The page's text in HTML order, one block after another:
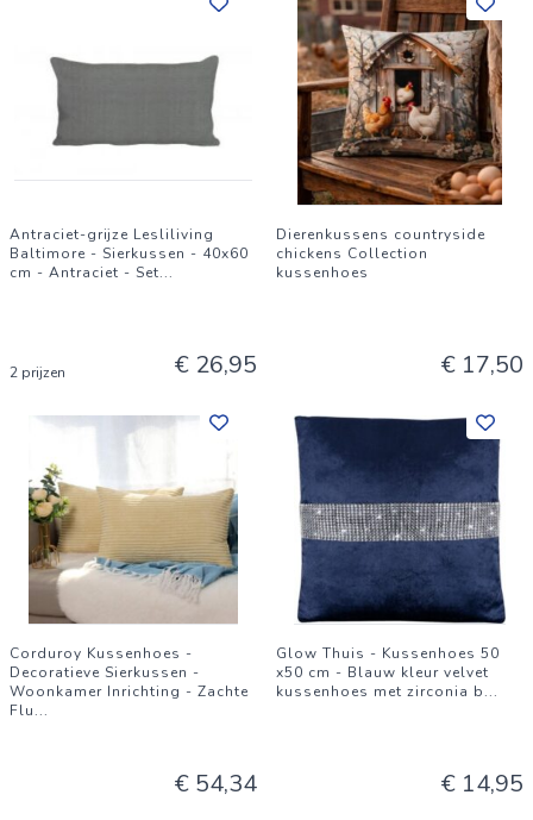
Antraciet-grijze Lesliliving
Baltimore - Sierkussen - 40x60
cm - Antraciet - Set...
2 prijzen € 26,95
Dierenkussens countryside
chickens Collection
kussenhoes
€ 17,50
Corduroy Kussenhoes -
Decoratieve Sierkussen -
Woonkamer Inrichting - Zachte
Flu...
€ 54,34
Glow Thuis - Kussenhoes 50
x50 cm - Blauw kleur velvet
kussenhoes met zirconia b...
€ 14,95